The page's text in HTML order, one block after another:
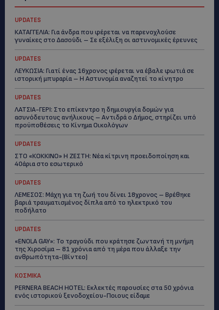
UPDATES
ΚΑΤΑΓΓΕΛΙΑ: Για άνδρα που φέρεται να παρενοχλούσε
γυναίκες στο Δασούδι – Σε εξέλιξη οι αστυνομικές έρευνες
UPDATES
ΛΕΥΚΩΣΙΑ: Γιατί ένας 16χρονος φέρεται να έβαλε φωτιά σε
ιστορική μπυραρία – Η Αστυνομία αναζητεί το κίνητρο
UPDATES
ΛΑΤΣΙΑ-ΓΕΡΙ: Στο επίκεντρο η δημιουργία δομών για
ασυνόδευτους ανήλικους – Αντιδρά ο Δήμος, στηρίζει υπό
προϋποθέσεις το Κίνημα Οικολόγων
UPDATES
ΣΤΟ «ΚΟΚΚΙΝΟ» Η ΖΕΣΤΗ: Νέα κίτρινη προειδοποίηση και
40άρια στο εσωτερικό
UPDATES
ΛΕΜΕΣΟΣ: Μάχη για τη ζωή του δίνει 18χρονος – Βρέθηκε
βαριά τραυματισμένος δίπλα από το ηλεκτρικό του
ποδήλατο
UPDATES
«ENOLA GAY»: Το τραγούδι που κράτησε ζωντανή τη μνήμη
της Χιροσίμα – 81 χρόνια από τη μέρα που άλλαξε την
ανθρωπότητα-(Bίντεο)
ΚΟΣΜΙΚΑ
PERNERA BEACH HOTEL: Εκλεκτές παρουσίες στα 50 χρόνια
ενός ιστορικού ξενοδοχείου-Ποιους είδαμε